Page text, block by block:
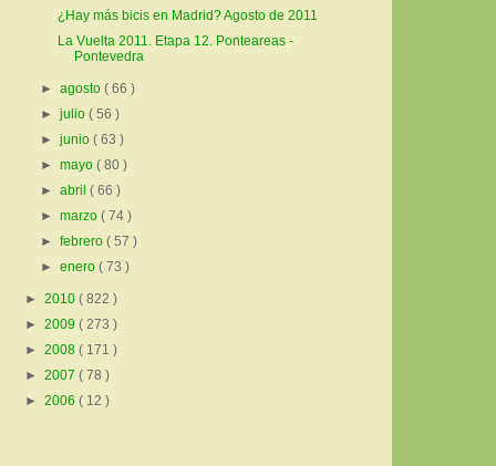
¿Hay más bicis en Madrid? Agosto de 2011
La Vuelta 2011. Etapa 12. Ponteareas -
Pontevedra
►agosto( 66 )
►julio( 56 )
►junio( 63 )
►mayo( 80 )
►abril( 66 )
►marzo( 74 )
►febrero( 57 )
►enero( 73 )
► 2010 ( 822 )
► 2009 ( 273 )
► 2008 ( 171 )
► 2007 ( 78 )
► 2006 ( 12 )